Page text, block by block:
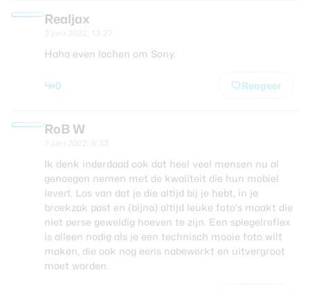
Realjax
Haha even lachen om Sony.
0 Reageer
RoB W
Ik denk inderdaad ook dat heel veel mensen nu al
genoegen nemen met de kwaliteit die hun mobiel
levert. Los van dat je die altijd bij je hebt, in je
broekzak past en (bijna) altijd leuke foto’s maakt die
niet perse geweldig hoeven te zijn. Een spiegelreflex
is alleen nodig als je een technisch mooie foto wilt
maken, die ook nog eens nabewerkt en uitvergroot
moet worden.